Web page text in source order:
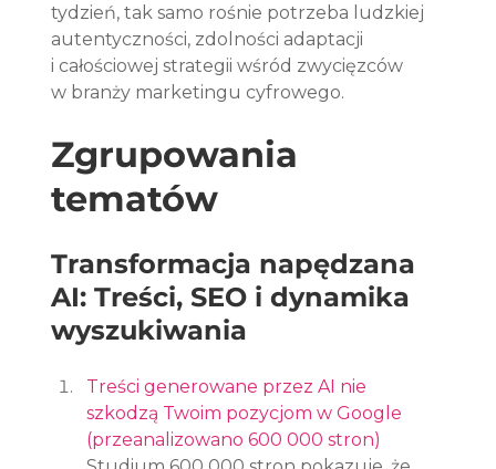
tydzień, tak samo rośnie potrzeba ludzkiej
autentyczności, zdolności adaptacji
i całościowej strategii wśród zwycięzców
w branży marketingu cyfrowego.
Zgrupowania
tematów
Transformacja napędzana
AI: Treści, SEO i dynamika
wyszukiwania
Treści generowane przez AI nie
szkodzą Twoim pozycjom w Google
(przeanalizowano 600 000 stron)